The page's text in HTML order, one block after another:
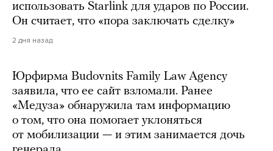
использовать Starlink для ударов по России.
Он считает, что «пора заключать сделку»
2 дня назад
Юрфирма Budovnits Family Law Agency
заявила, что ее сайт взломали. Ранее
«Медуза» обнаружила там информацию
о том, что она помогает уклоняться
от мобилизации — и этим занимается дочь